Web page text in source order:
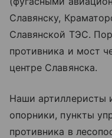
Славянску,
Славянской ТЭС.
противника и мост
центре Славянска.
Наши артиллеристы
опорники, пункты
противника в